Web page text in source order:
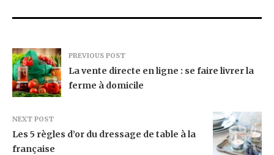
PREVIOUS POST
La vente directe en ligne : se faire livrer la
ferme à domicile
NEXT POST
Les 5 règles d’or du dressage de table à la
française